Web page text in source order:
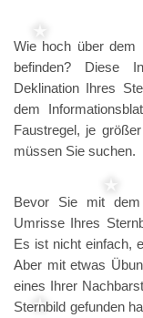
Wie hoch über dem
befinden? Diese
Deklination Ihres
dem
Faustregel, je
müssen Sie suchen.
Bevor Sie mit
Umrisse Ihres
Es ist nicht einfach,
Aber mit etwas
eines Ihrer
Sternbild gefunden